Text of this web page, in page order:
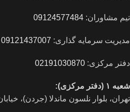
تیم مشاوران: 09124577484
مدیریت سرمایه گذاری: 09121437007
دفتر مرکزی: 02191030870
شعبه ۱ (دفتر مرکزی):
تهران، بلوار نلسون ماندلا (جردن)، خیابان